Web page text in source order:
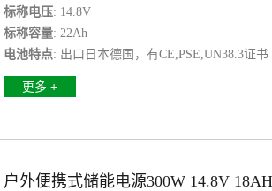
标称电压: 14.8V
标称容量: 22Ah
电池特点: 出口日本德国，有CE,PSE,UN38.3证书
更多 +
户外便携式储能电源300W 14.8V 18AH